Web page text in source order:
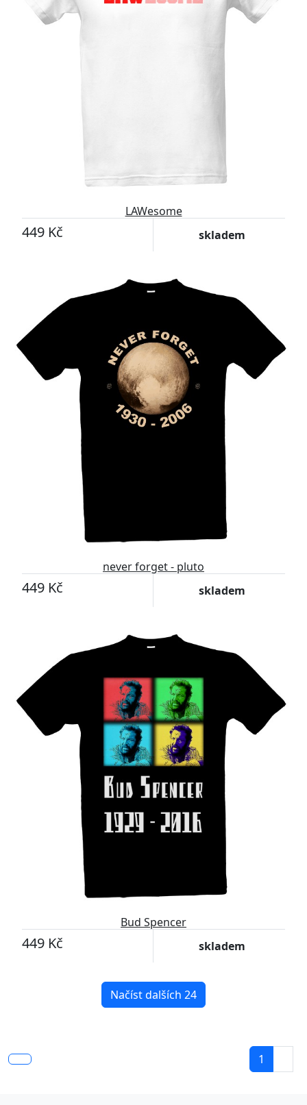
LAWesome
449 Kč skladem
never forget - pluto
449 Kč skladem
Bud Spencer
449 Kč skladem
Načíst dalších 24
1